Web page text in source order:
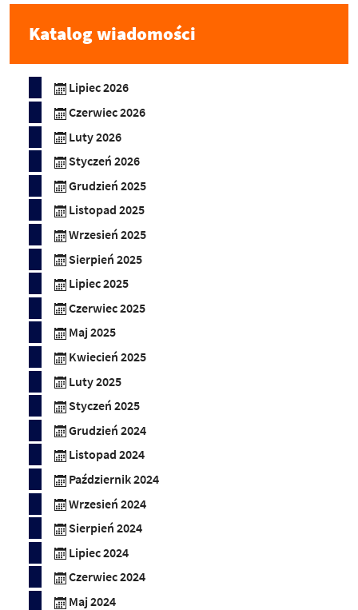
Katalog wiadomości
Lipiec 2026
Czerwiec 2026
Luty 2026
Styczeń 2026
Grudzień 2025
Listopad 2025
Wrzesień 2025
Sierpień 2025
Lipiec 2025
Czerwiec 2025
Maj 2025
Kwiecień 2025
Luty 2025
Styczeń 2025
Grudzień 2024
Listopad 2024
Październik 2024
Wrzesień 2024
Sierpień 2024
Lipiec 2024
Czerwiec 2024
Maj 2024